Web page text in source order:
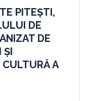
PITEȘTI,
DE
DE
ȘI
A